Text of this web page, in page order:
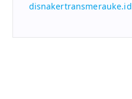
disnakertransmerauke.id